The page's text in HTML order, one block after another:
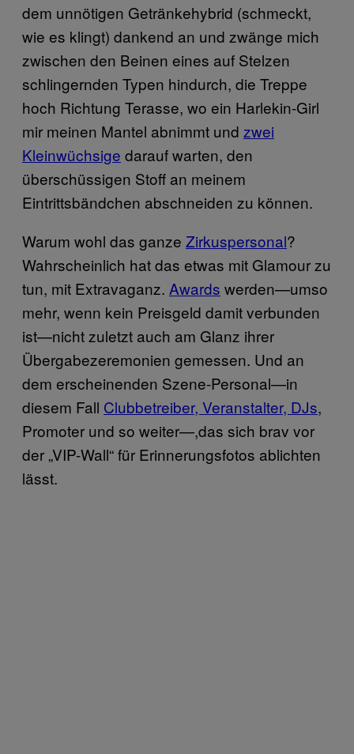
dem unnötigen Getränkehybrid (schmeckt,
wie es klingt) dankend an und zwänge mich
zwischen den Beinen eines auf Stelzen
schlingernden Typen hindurch, die Treppe
hoch Richtung Terasse, wo ein Harlekin-Girl
mir meinen Mantel abnimmt und zwei
Kleinwüchsige darauf warten, den
überschüssigen Stoff an meinem
Eintrittsbändchen abschneiden zu können.
Warum wohl das ganze Zirkuspersonal?
Wahrscheinlich hat das etwas mit Glamour zu
tun, mit Extravaganz. Awards werden—umso
mehr, wenn kein Preisgeld damit verbunden
ist—nicht zuletzt auch am Glanz ihrer
Übergabezeremonien gemessen. Und an
dem erscheinenden Szene-Personal—in
diesem Fall Clubbetreiber, Veranstalter, DJs,
Promoter und so weiter—,das sich brav vor
der „VIP-Wall“ für Erinnerungsfotos ablichten
lässt.